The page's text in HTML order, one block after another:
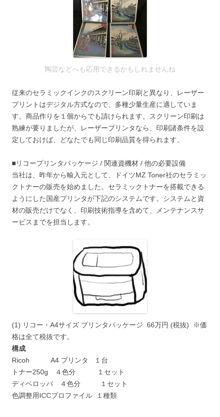
陶芸などへも応用できるかもしれませんね
従来のセラミックインクのスクリーン印刷と異なり、レーザー
プリントはデジタル方式なので、多種少量生産に適していま
す。商品作りを１個からでも請けられます。スクリーン印刷は
熟練が要りましたが、レーザープリンタなら、印刷諸条件を設
定しておけば、どなたでも同じ印刷品質を得られます。
■リコープリンタパッケージ / 関連資機材 / 他の必要設備
当社は、昨年から輸入元として、ドイツMZ Toner社のセラミッ
クトナーの販売を始めました。セラミックトナーを搭載できる
ようにした国産プリンタが下記のシステムです。システムと資
材の販売だけでなく、印刷技術指導を含めて、メンテナンスサ
ービスまでを担当します。
(1) リコー・A4サイズ プリンタパッケージ 66万円 (税抜) ※価
格は全て税抜です。
構成
Ricoh A4 プリンタ １台
トナー250g ４色分 １セット
ディベロッパ ４色分 １セット
色調整用ICCプロファイル １種類